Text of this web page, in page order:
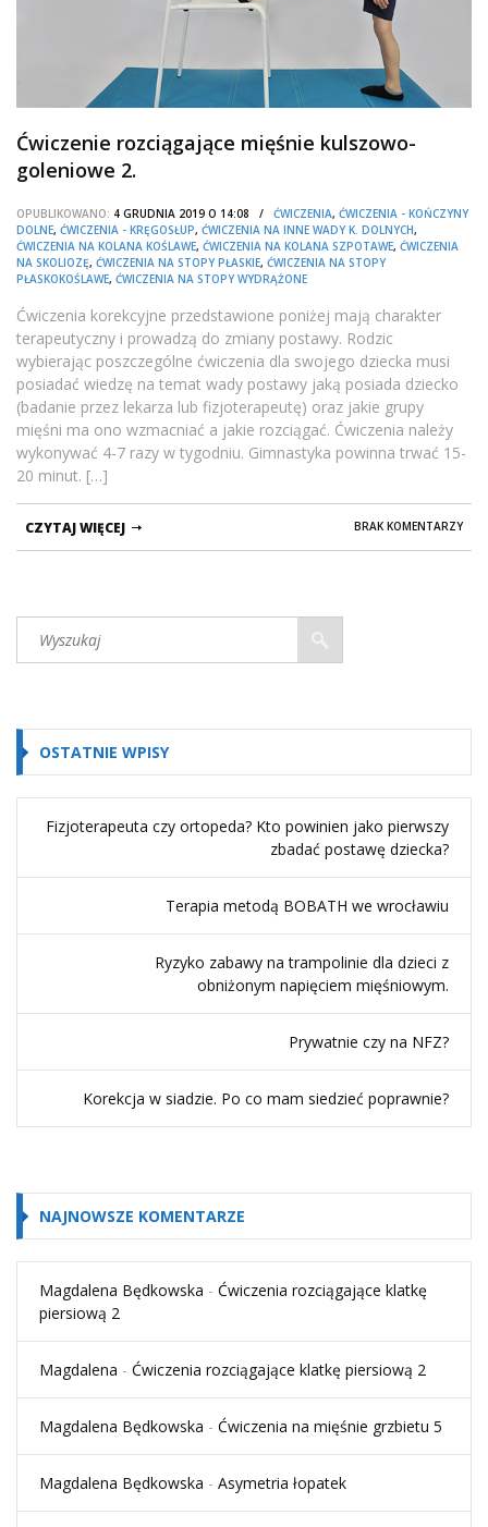
Ćwiczenie rozciągające mięśnie kulszowo-
goleniowe 2.
OPUBLIKOWANO: 4 GRUDNIA 2019 O 14:08 / ĆWICZENIA, ĆWICZENIA - KOŃCZYNY
DOLNE, ĆWICZENIA - KRĘGOSŁUP, ĆWICZENIA NA INNE WADY K. DOLNYCH,
ĆWICZENIA NA KOLANA KOŚLAWE, ĆWICZENIA NA KOLANA SZPOTAWE, ĆWICZENIA
NA SKOLIOZĘ, ĆWICZENIA NA STOPY PŁASKIE, ĆWICZENIA NA STOPY
PŁASKOKOŚLAWE, ĆWICZENIA NA STOPY WYDRĄŻONE
Ćwiczenia korekcyjne przedstawione poniżej mają charakter
terapeutyczny i prowadzą do zmiany postawy. Rodzic
wybierając poszczególne ćwiczenia dla swojego dziecka musi
posiadać wiedzę na temat wady postawy jaką posiada dziecko
(badanie przez lekarza lub fizjoterapeutę) oraz jakie grupy
mięśni ma ono wzmacniać a jakie rozciągać. Ćwiczenia należy
wykonywać 4-7 razy w tygodniu. Gimnastyka powinna trwać 15-
20 minut. […]
BRAK KOMENTARZY
CZYTAJ WIĘCEJ
OSTATNIE WPISY
Fizjoterapeuta czy ortopeda? Kto powinien jako pierwszy
zbadać postawę dziecka?
Terapia metodą BOBATH we wrocławiu
Ryzyko zabawy na trampolinie dla dzieci z
obniżonym napięciem mięśniowym.
Prywatnie czy na NFZ?
Korekcja w siadzie. Po co mam siedzieć poprawnie?
NAJNOWSZE KOMENTARZE
Magdalena Będkowska - Ćwiczenia rozciągające klatkę
piersiową 2
Magdalena - Ćwiczenia rozciągające klatkę piersiową 2
Magdalena Będkowska - Ćwiczenia na mięśnie grzbietu 5
Magdalena Będkowska - Asymetria łopatek